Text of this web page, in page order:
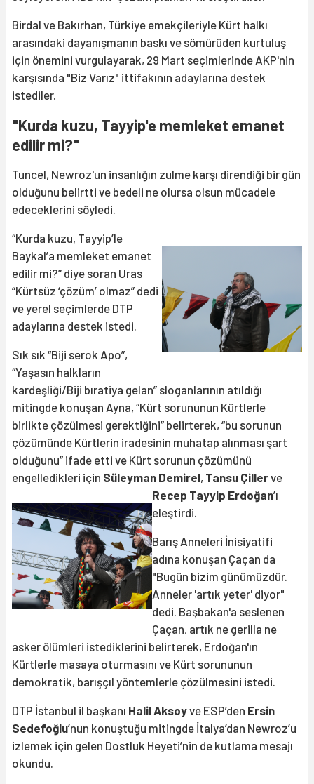
Birdal ve Bakırhan, Türkiye emekçileriyle Kürt halkı
arasındaki dayanışmanın baskı ve sömürüden kurtuluş
için önemini vurgulayarak, 29 Mart seçimlerinde AKP'nin
karşısında "Biz Varız" ittifakının adaylarına destek
istediler.
"Kurda kuzu, Tayyip'e memleket emanet
edilir mi?"
Tuncel, Newroz'un insanlığın zulme karşı direndiği bir gün
olduğunu belirtti ve bedeli ne olursa olsun mücadele
edeceklerini söyledi.
“Kurda kuzu, Tayyip’le
Baykal’a memleket emanet
edilir mi?” diye soran Uras
“Kürtsüz ‘çözüm’ olmaz” dedi
ve yerel seçimlerde DTP
adaylarına destek istedi.
Sık sık “Biji serok Apo”,
“Yaşasın halkların
kardeşliği/Biji bıratiya gelan” sloganlarının atıldığı
mitingde konuşan Ayna, “Kürt sorununun Kürtlerle
birlikte çözülmesi gerektiğini” belirterek, “bu sorunun
çözümünde Kürtlerin iradesinin muhatap alınması şart
olduğunu” ifade etti ve Kürt sorunun çözümünü
engelledikleri için Süleyman Demirel, Tansu Çillerve
Recep Tayyip Erdoğan’ı
eleştirdi.
Barış Anneleri İnisiyatifi
adına konuşan Çaçan da
"Bugün bizim günümüzdür.
Anneler 'artık yeter' diyor"
dedi. Başbakan'a seslenen
Çaçan, artık ne gerilla ne
asker ölümleri istediklerini belirterek, Erdoğan'ın
Kürtlerle masaya oturmasını ve Kürt sorununun
demokratik, barışçıl yöntemlerle çözülmesini istedi.
DTP İstanbul il başkanı Halil Aksoyve ESP’den Ersin
Sedefoğlu’nun konuştuğu mitingde İtalya’dan Newroz’u
izlemek için gelen Dostluk Heyeti’nin de kutlama mesajı
okundu.